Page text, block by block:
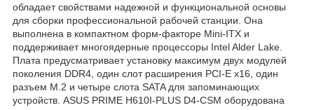
обладает свойствами надежной и функциональной основы
для сборки профессиональной рабочей станции. Она
выполнена в компактном форм-факторе Mini-ITX и
поддерживает многоядерные процессоры Intel Alder Lake.
Плата предусматривает установку максимум двух модулей
поколения DDR4, один слот расширения PCI-E x16, один
разъем M.2 и четыре слота SATA для запоминающих
устройств. ASUS PRIME H610I-PLUS D4-CSM оборудована